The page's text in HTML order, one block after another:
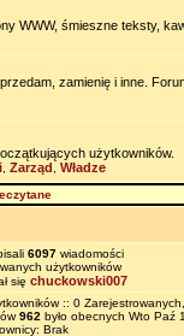
WWW, śmieszne teksty,
zamienię i inne.
użytkowników.
, Zarząd Władze
6097wiadomości
użytkowników
się chuckowski007
:: 0
962 było obecnych Wto Paź
Brak